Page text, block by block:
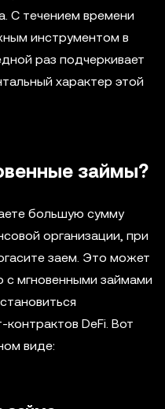
С течением времени
инструментом в
раз подчеркивает
характер этой
займы?
большую сумму
организации, при
заем. Это может
с мгновенными займами
DeFi. Вот
виде: